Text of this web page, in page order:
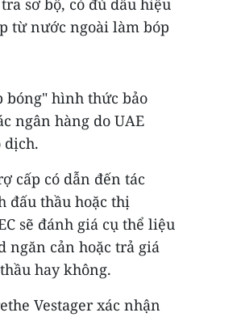
sơ bộ, có đủ dấu hiệu
từ nước ngoài làm bóp
bóng" hình thức bảo
ngân hàng do UAE
dịch.
cấp có dẫn đến tác
đấu thầu hoặc thị
sẽ đánh giá cụ thể liệu
ngăn cản hoặc trả giá
hay không.
Vestager xác nhận